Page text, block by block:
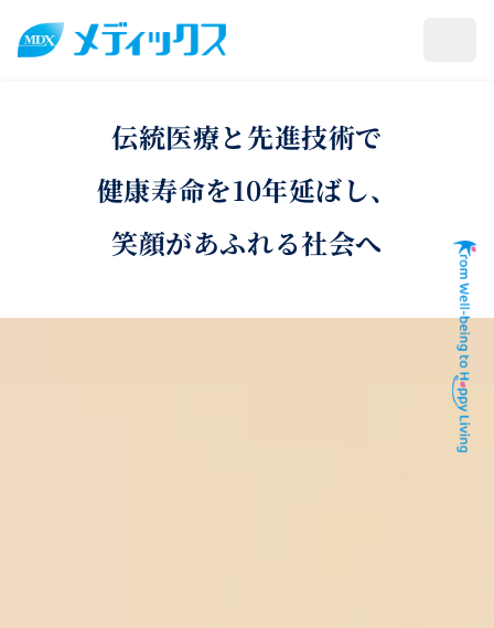
伝統医療と先進技術で
健康寿命を10年延ばし、
笑顔があふれる社会へ